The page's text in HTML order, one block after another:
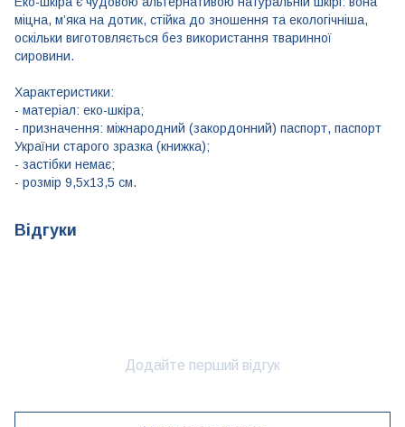
міцна, м’яка на дотик, стійка до зношення та екологічніша,
оскільки виготовляється без використання тваринної
сировини.
​Характеристики:
​​- матеріал: еко-шкіра;
​- призначення: міжнародний (закордонний) паспорт, паспорт
України старого зразка (книжка);
​- застібки немає;
​- розмір 9,5x13,5 см.
Відгуки
Додайте перший відгук